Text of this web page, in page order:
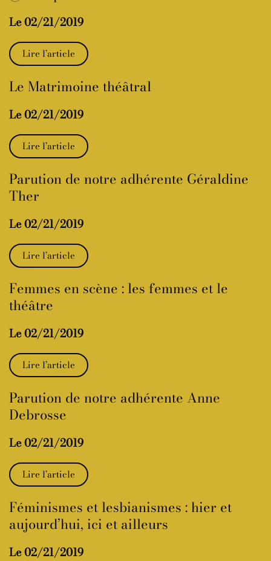
Le 02/21/2019
Lire l’article
Le Matrimoine théâtral
Le 02/21/2019
Lire l’article
Parution de notre adhérente Géraldine
Ther
Le 02/21/2019
Lire l’article
Femmes en scène : les femmes et le
théâtre
Le 02/21/2019
Lire l’article
Parution de notre adhérente Anne
Debrosse
Le 02/21/2019
Lire l’article
Féminismes et lesbianismes : hier et
aujourd’hui, ici et ailleurs
Le 02/21/2019